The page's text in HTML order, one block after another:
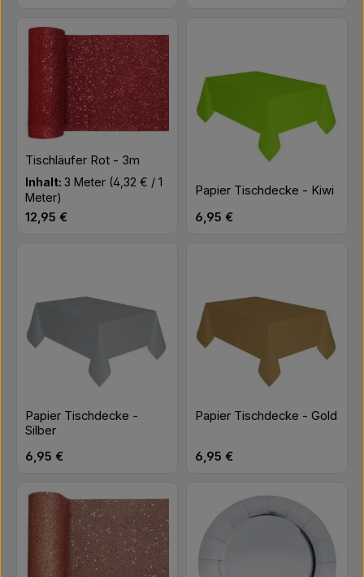
Tischläufer Rot - 3m
Inhalt:3 Meter (4,32 € / 1
Meter)
Regulärer Preis:
12,95 €
Papier Tischdecke - Kiwi
Regulärer Preis:
6,95 €
Papier Tischdecke -
Silber
Regulärer Preis:
6,95 €
Papier Tischdecke - Gold
Regulärer Preis:
6,95 €